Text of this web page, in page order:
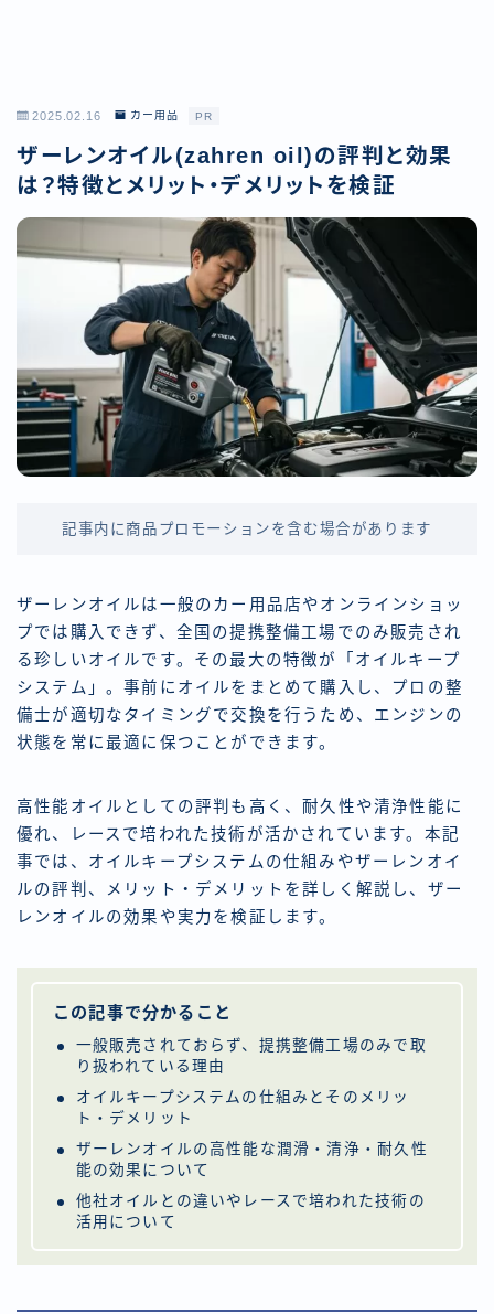
2025.02.16 カー用品 PR
ザーレンオイル(zahren oil)の評判と効果
は？特徴とメリット・デメリットを検証
記事内に商品プロモーションを含む場合があります
ザーレンオイルは一般のカー用品店やオンラインショッ
プでは購入できず、全国の提携整備工場でのみ販売され
る珍しいオイルです。その最大の特徴が「オイルキープ
システム」。事前にオイルをまとめて購入し、プロの整
備士が適切なタイミングで交換を行うため、エンジンの
状態を常に最適に保つことができます。
高性能オイルとしての評判も高く、耐久性や清浄性能に
優れ、レースで培われた技術が活かされています。本記
事では、オイルキープシステムの仕組みやザーレンオイ
ルの評判、メリット・デメリットを詳しく解説し、ザー
レンオイルの効果や実力を検証します。
この記事で分かること
一般販売されておらず、提携整備工場のみで取
り扱われている理由
オイルキープシステムの仕組みとそのメリッ
ト・デメリット
ザーレンオイルの高性能な潤滑・清浄・耐久性
能の効果について
他社オイルとの違いやレースで培われた技術の
活用について